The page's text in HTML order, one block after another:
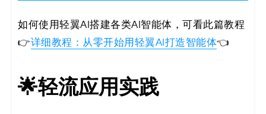
如何使用轻翼AI搭建各类AI智能体，可看此篇教程
👉详细教程：从零开始用轻翼AI打造智能体👈
🌟轻流应用实践